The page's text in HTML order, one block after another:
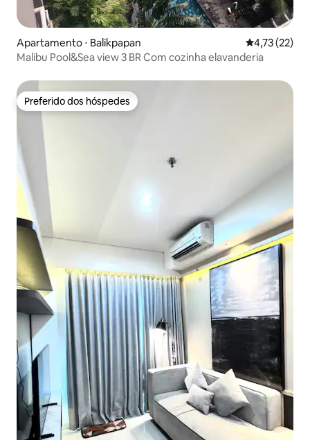
Apartamento ⋅ Balikpapan 4,73 de uma
4,73 (22)
Malibu Pool&Sea view 3 BR Com cozinha elavanderia
Preferido dos hóspedes
Preferido dos hóspedes